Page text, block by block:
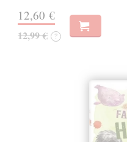
12,60 €
12,99 € ?